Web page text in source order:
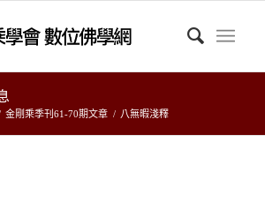
金剛乘季刊61-70期文章 / 八無暇淺釋